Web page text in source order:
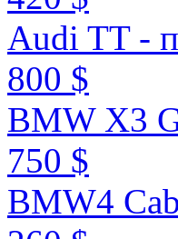
Audi TT -
800 $
BMW X3
750 $
BMW4